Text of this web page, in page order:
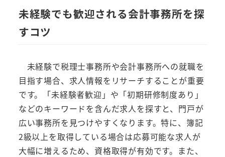
未経験でも歓迎される会計事務所を探
すコツ
未経験で税理士事務所や会計事務所への就職を
目指す場合、求人情報をリサーチすることが重要
です。「未経験者歓迎」や「初期研修制度あり」
などのキーワードを含んだ求人を探すと、門戸が
広い事務所を見つけやすくなります。特に、簿記
2級以上を取得している場合は応募可能な求人が
大幅に増えるため、資格取得が有効です。また、